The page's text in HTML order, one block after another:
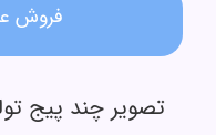
فروش
تصویر چند پیج